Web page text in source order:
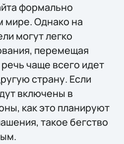
формально
мире. Однако на
могут легко
перемещая
чаще всего идет
страну. Если
включены в
как это планируют
такое бегство